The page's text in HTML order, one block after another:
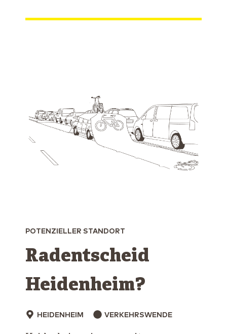
POTENZIELLER STANDORT
Radentscheid
Heidenheim?
HEIDENHEIM VERKEHRSWENDE